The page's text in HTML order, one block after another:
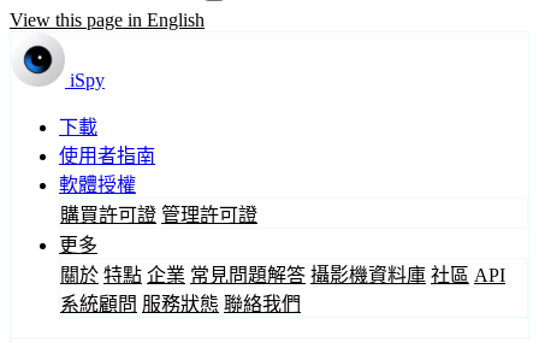
View this page in English
iSpy
下載
使用者指南
軟體授權
購買許可證 管理許可證
更多
關於 特點 企業 常見問題解答 攝影機資料庫 社區 API
系統顧問 服務狀態 聯絡我們